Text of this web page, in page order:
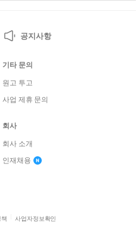
공지사항
기타 문의
원고 투고
사업 제휴 문의
회사
회사 소개
인재채용
사업자정보확인